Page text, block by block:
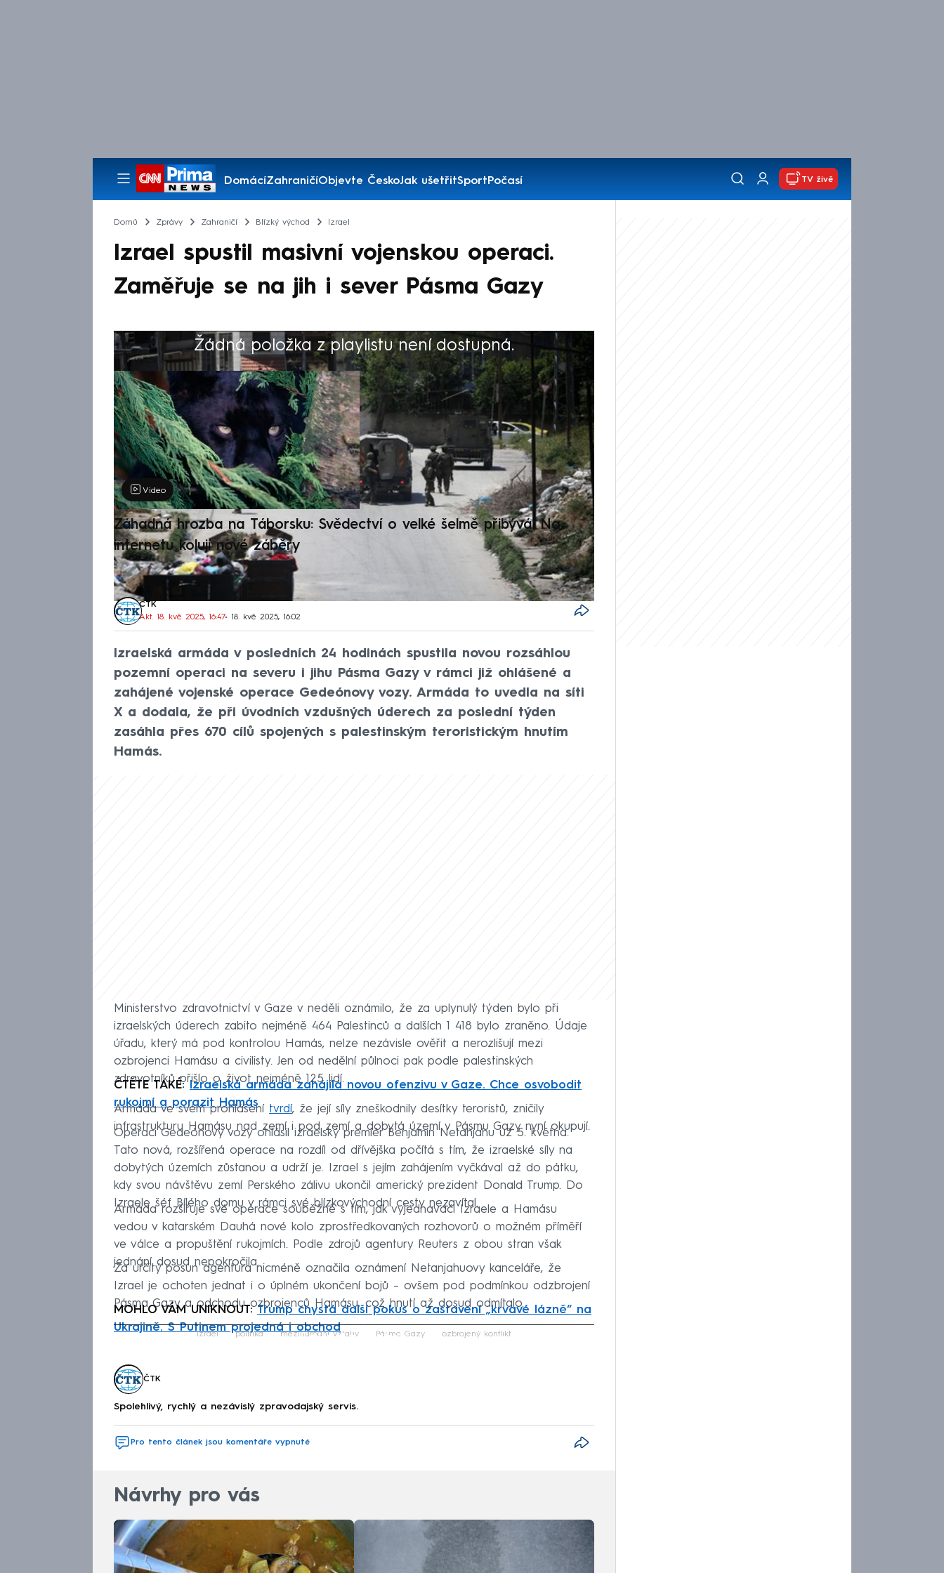
DomácíZahraničíObjevte ČeskoJak ušetřitSportPočasí
Pořady
TV živě
Domů Zprávy Zahraničí Blízký východ Izrael
Izrael spustil masivní vojenskou operaci.
Zaměřuje se na jih i sever Pásma Gazy
Žádná položka z playlistu není dostupná.
Výběr redakce
Video
Záhadná hrozba na Táborsku: Svědectví o velké šelmě přibývá. Na
internetu kolují nové záběry
ČTK
Akt. 18. kvě 2025, 16:47• 18. kvě 2025, 16:02
Izraelská armáda v posledních 24 hodinách spustila novou rozsáhlou
pozemní operaci na severu i jihu Pásma Gazy v rámci již ohlášené a
zahájené vojenské operace Gedeónovy vozy. Armáda to uvedla na síti
X a dodala, že při úvodních vzdušných úderech za poslední týden
zasáhla přes 670 cílů spojených s palestinským teroristickým hnutím
Hamás.
Ministerstvo zdravotnictví v Gaze v neděli oznámilo, že za uplynulý týden bylo při
izraelských úderech zabito nejméně 464 Palestinců a dalších 1 418 bylo zraněno. Údaje
úřadu, který má pod kontrolou Hamás, nelze nezávisle ověřit a nerozlišují mezi
ozbrojenci Hamásu a civilisty. Jen od nedělní půlnoci pak podle palestinských
zdravotníků přišlo o život nejméně 125 lidí.
ČTĚTE TAKÉ: Izraelská armáda zahájila novou ofenzivu v Gaze. Chce osvobodit
rukojmí a porazit Hamás
Armáda ve svém prohlášení tvrdí, že její síly zneškodnily desítky teroristů, zničily
infrastrukturu Hamásu nad zemí i pod zemí a dobytá území v Pásmu Gazy nyní okupují.
Operaci Gedeónovy vozy ohlásil izraelský premiér Benjamin Netanjahu už 5. května.
Tato nová, rozšířená operace na rozdíl od dřívějška počítá s tím, že izraelské síly na
dobytých územích zůstanou a udrží je. Izrael s jejím zahájením vyčkával až do pátku,
kdy svou návštěvu zemí Perského zálivu ukončil americký prezident Donald Trump. Do
Izraele šéf Bílého domu v rámci své blízkovýchodní cesty nezavítal.
Armáda rozšiřuje své operace souběžně s tím, jak vyjednavači Izraele a Hamásu
vedou v katarském Dauhá nové kolo zprostředkovaných rozhovorů o možném příměří
ve válce a propuštění rukojmích. Podle zdrojů agentury Reuters z obou stran však
jednání dosud nepokročila.
Za určitý posun agentura nicméně označila oznámení Netanjahuovy kanceláře, že
Izrael je ochoten jednat i o úplném ukončení bojů – ovšem pod podmínkou odzbrojení
Pásma Gazy a odchodu ozbrojenců Hamásu, což hnutí až dosud odmítalo.
MOHLO VÁM UNIKNOUT:Trump chystá další pokus o zastavení „krvavé lázně“ na
Ukrajině. S Putinem projedná i obchod
Failed to fetch
Izrael politika mezinárodní vztahy Pásmo Gazy ozbrojený konflikt
ČTK
Spolehlivý, rychlý a nezávislý zpravodajský servis.
Pro tento článek jsou komentáře vypnuté
Návrhy pro vás